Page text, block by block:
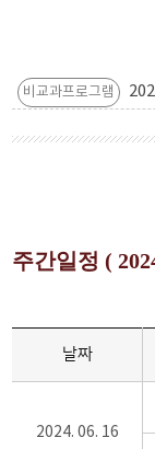
비교과프로그램
주간일정 (
날짜
2024. 06. 16